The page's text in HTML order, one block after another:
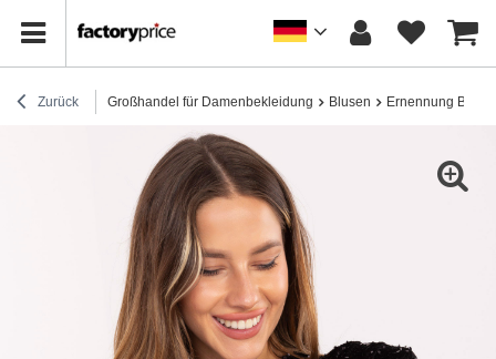
Zurück Großhandel für Damenbekleidung Blusen Ernennung